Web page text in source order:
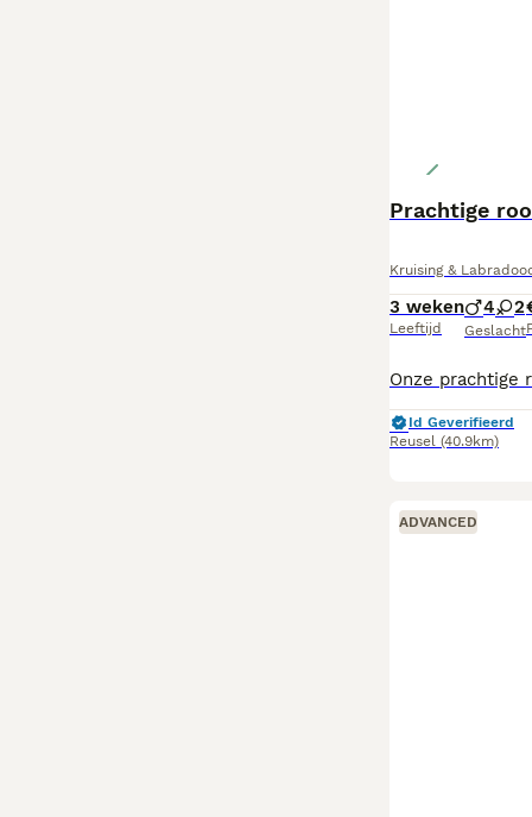
Prachtige
Kruising &
3 weken
Leeftijd
4 2
Geslacht
Id Geverifieerd
Reusel (40.9km)
ADVANCED